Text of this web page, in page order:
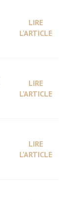
LIRE
L'ARTICLE
LIRE
L'ARTICLE
LIRE
L'ARTICLE